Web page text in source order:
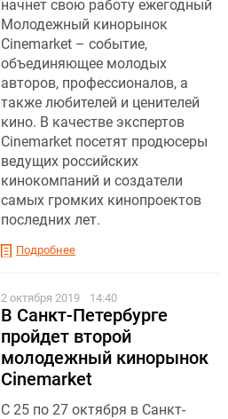
начнет свою работу ежегодный
Молодежный кинорынок
Cinemarket – событие,
объединяющее молодых
авторов, профессионалов, а
также любителей и ценителей
кино. В качестве экспертов
Cinemarket посетят продюсеры
ведущих российских
кинокомпаний и создатели
самых громких кинопроектов
последних лет.
Подробнее
2 октября 2019 14:40
В Санкт-Петербурге
пройдет второй
молодежный кинорынок
Cinemarket
С 25 по 27 октября в Санкт-